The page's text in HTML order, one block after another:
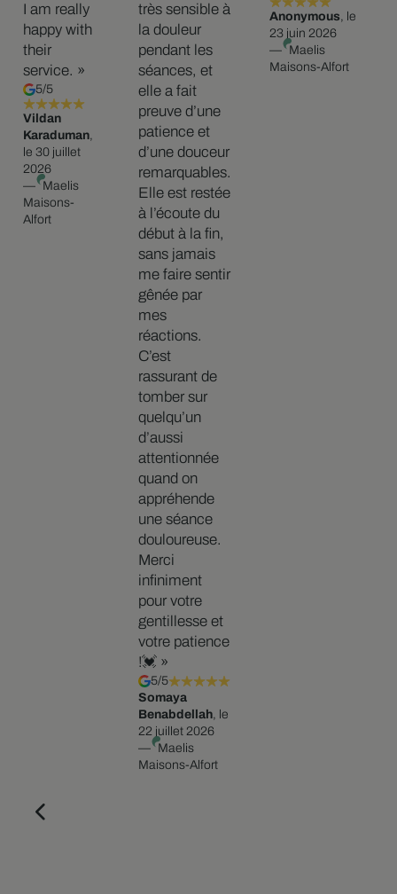
I am really
happy with
their
service. »
5/5
Vildan
Karaduman,
le 30 juillet
2026
— Maelis
Maisons-
Alfort
très sensible à
la douleur
pendant les
séances, et
elle a fait
preuve d’une
patience et
d’une douceur
remarquables.
Elle est restée
à l’écoute du
début à la fin,
sans jamais
me faire sentir
gênée par
mes
réactions.
C’est
rassurant de
tomber sur
quelqu’un
d’aussi
attentionnée
quand on
appréhende
une séance
douloureuse.
Merci
infiniment
pour votre
gentillesse et
votre patience
!💓 »
5/5
Somaya
Benabdellah, le
22 juillet 2026
— Maelis
Maisons-Alfort
Anonymous, le
23 juin 2026
— Maelis
Maisons-Alfort